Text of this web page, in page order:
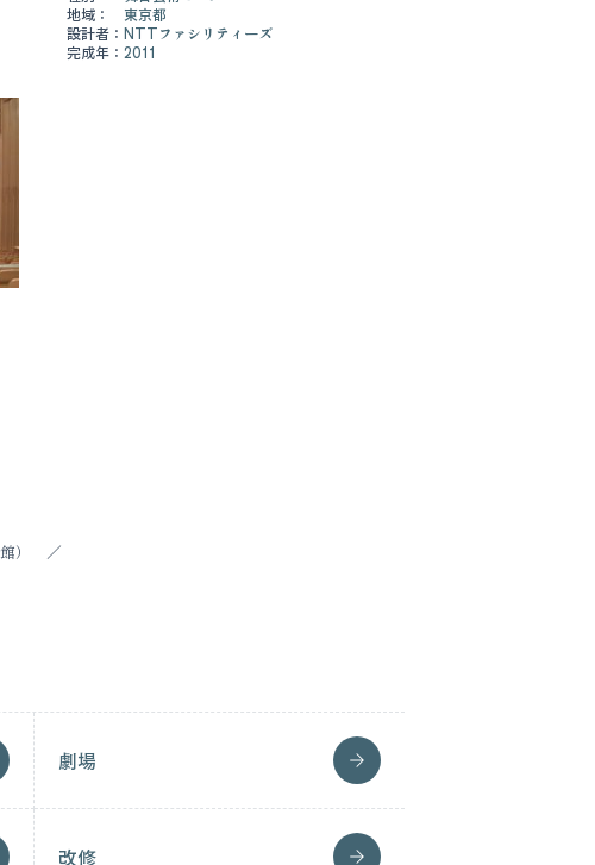
地域：
東京都
設計者： NTTファシリティーズ
完成年： 2011
）
劇場
改修